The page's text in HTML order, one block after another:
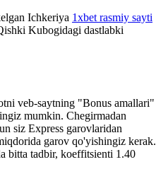
Ichkeriya 1xbet rasmiy sayti
Kubogidagi dastlabki
veb-saytning "Bonus amallari"
mumkin. Chegirmadan
siz Express garovlaridan
garov qo'yishingiz kerak.
bitta tadbir, koeffitsienti 1.40